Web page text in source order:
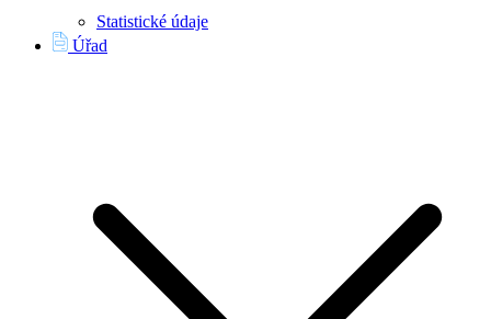
Statistické údaje
Úřad